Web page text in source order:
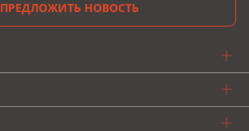
ПРЕДЛОЖИТЬ НОВОСТЬ